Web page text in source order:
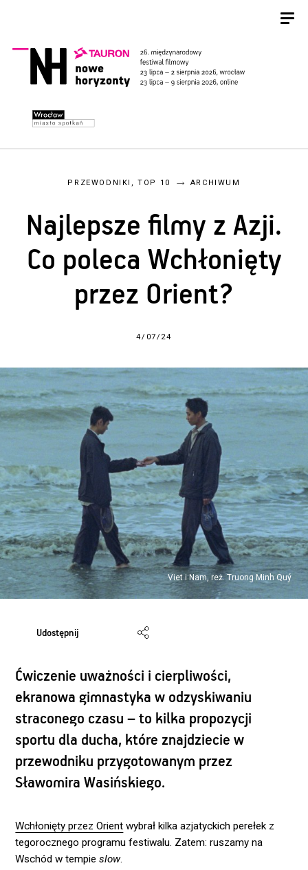
PRZEWODNIKI, TOP 10 ARCHIWUM
Najlepsze filmy z Azji.
Co poleca Wchłonięty
przez Orient?
4/07/24
Viet i Nam, reż. Truong Minh Quý
Udostępnij
Ćwiczenie uważności i cierpliwości,
ekranowa gimnastyka w odzyskiwaniu
straconego czasu – to kilka propozycji
sportu dla ducha, które znajdziecie w
przewodniku przygotowanym przez
Sławomira Wasińskiego.
Wchłonięty przez Orient wybrał kilka azjatyckich perełek z
tegorocznego programu festiwalu. Zatem: ruszamy na
Wschód w tempieslow.